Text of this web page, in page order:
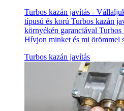
Turbos kazán javítás -
típusú és korú Turbos kazán
környékén garanciával Turbos
Hívjon minket és mi örömmel
Turbos kazán javítás